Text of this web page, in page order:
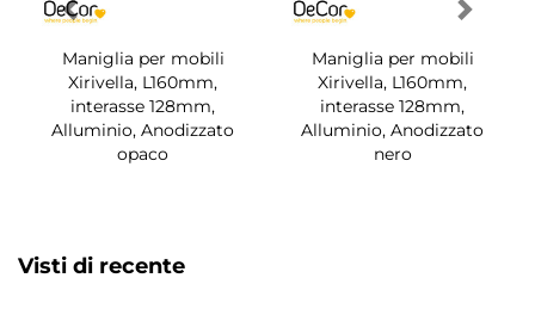
Maniglia per mobili
Xirivella, L160mm,
interasse 128mm,
Alluminio, Anodizzato
opaco
Maniglia per mobili
Xirivella, L160mm,
interasse 128mm,
Alluminio, Anodizzato
nero
Visti di recente